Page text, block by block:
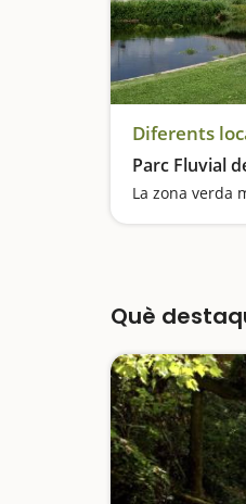
Diferents
Parc Fluvial
Què